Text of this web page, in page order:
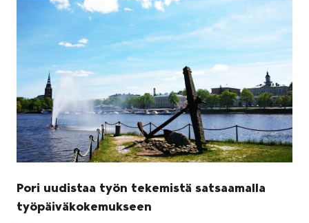
Pori uudistaa työn tekemistä satsaamalla
työpäiväkokemukseen